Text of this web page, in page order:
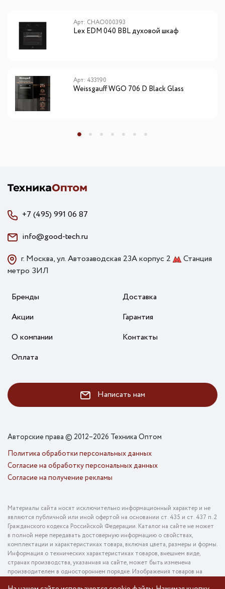
Арт: CHAO000393
Lex EDM 040 BBL духовой шкаф
Арт: 433190
Weissgauff WGO 706 D Black Glass
+7 (495) 991 06 87
info@good-tech.ru
г. Москва, ул. Автозаводская 23А корпус 2
Станция
метро ЗИЛ
Бренды
Акции
О компании
Оплата
Доставка
Гарантия
Контакты
Написать нам
Авторские права © 2012–2026 Техника Оптом
Политика обработки персональных данных
Согласие на обработку персональных данных
Согласие на получение рекламы
Материалы сайта носят исключительно информационный характер и не
являются публичной или иной офертой на основании ст. 435 и ст. 437 п. 2
Гражданского кодекса Российской Федерации. Каталог на сайте не может
в полной мере передавать достоверную информацию о свойствах,
комплектации и характеристиках товара, включая цвета, размеры и формы.
Информация о технических характеристиках товаров, внешнем виде,
странах производства, указанная на сайте, может быть изменена
производителем в одностороннем порядке. Изображения товаров на